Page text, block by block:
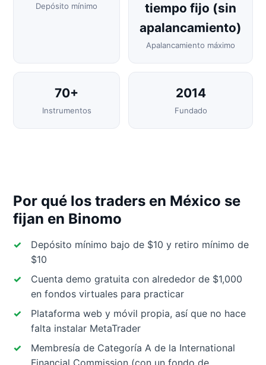
Depósito mínimo
tiempo fijo (sin
apalancamiento)
Apalancamiento máximo
70+
Instrumentos
2014
Fundado
Por qué los traders en México se
fijan en Binomo
Depósito mínimo bajo de $10 y retiro mínimo de
$10
Cuenta demo gratuita con alrededor de $1,000
en fondos virtuales para practicar
Plataforma web y móvil propia, así que no hace
falta instalar MetaTrader
Membresía de Categoría A de la International
Financial Commission (con un fondo de